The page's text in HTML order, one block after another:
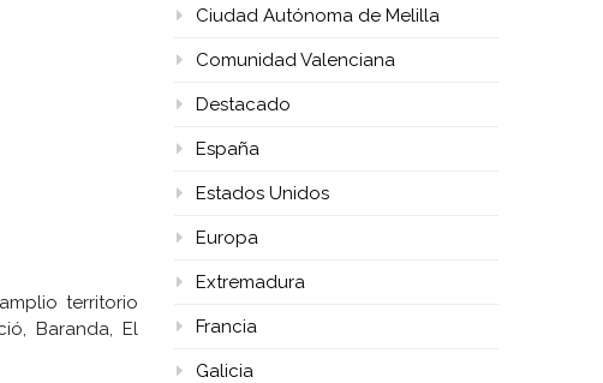
amplio territorio
Baranda, El
Ciudad Autónoma de Melilla
Comunidad Valenciana
Destacado
España
Estados Unidos
Europa
Extremadura
Francia
Galicia